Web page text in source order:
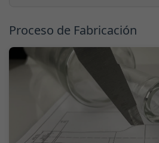
Proceso de Fabricación